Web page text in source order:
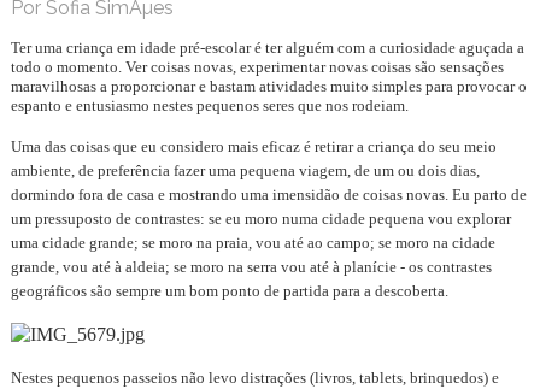
Por Sofia SimÃµes
Ter uma criança em idade pré-escolar é ter alguém com a curiosidade aguçada a
todo o momento. Ver coisas novas, experimentar novas coisas são sensações
maravilhosas a proporcionar e bastam atividades muito simples para provocar o
espanto e entusiasmo nestes pequenos seres que nos rodeiam.
Uma das coisas que eu considero mais eficaz é retirar a criança do seu meio
ambiente, de preferência fazer uma pequena viagem, de um ou dois dias,
dormindo fora de casa e mostrando uma imensidão de coisas novas. Eu parto de
um pressuposto de contrastes: se eu moro numa cidade pequena vou explorar
uma cidade grande; se moro na praia, vou até ao campo; se moro na cidade
grande, vou até à aldeia; se moro na serra vou até à planície - os contrastes
geográficos são sempre um bom ponto de partida para a descoberta.
Nestes pequenos passeios não levo distrações (livros, tablets, brinquedos) e